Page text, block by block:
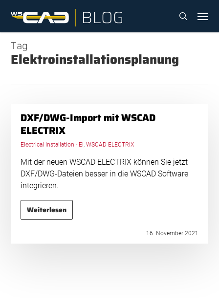
content
search
Tag
Elektroinstallationsplanung
DXF/DWG-Import mit WSCAD
ELECTRIX
Electrical Installation - EI ,WSCAD ELECTRIX
Mit der neuen WSCAD ELECTRIX können Sie jetzt
DXF/DWG-Dateien besser in die WSCAD Software
integrieren.
Weiterlesen
16. November 2021